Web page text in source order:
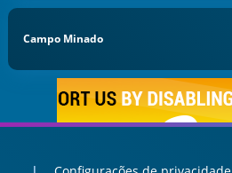
Campo Minado